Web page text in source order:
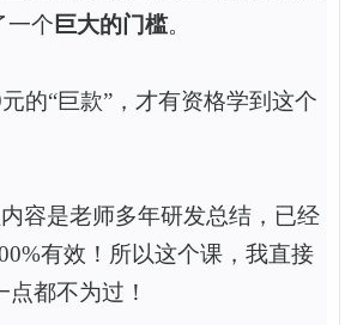
一个 巨大的门槛。
的“巨款”，才有资格学到这个
容是老师多年研发总结，已经
有效！所以这个课，我直接
都不为过！